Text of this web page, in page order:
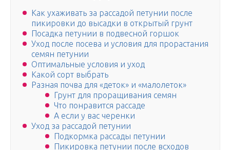
Как ухаживать за рассадой петунии после
пикировки до высадки в открытый грунт
Посадка петунии в подвесной горшок
Уход после посева и условия для прорастания
семян петунии
Оптимальные условия и уход
Какой сорт выбрать
Разная почва для «деток» и «малолеток»
Грунт для проращивания семян
Что понравится рассаде
А если у вас черенки
Уход за рассадой петунии
Подкормка рассады петунии
Пикировка петунии после всходов